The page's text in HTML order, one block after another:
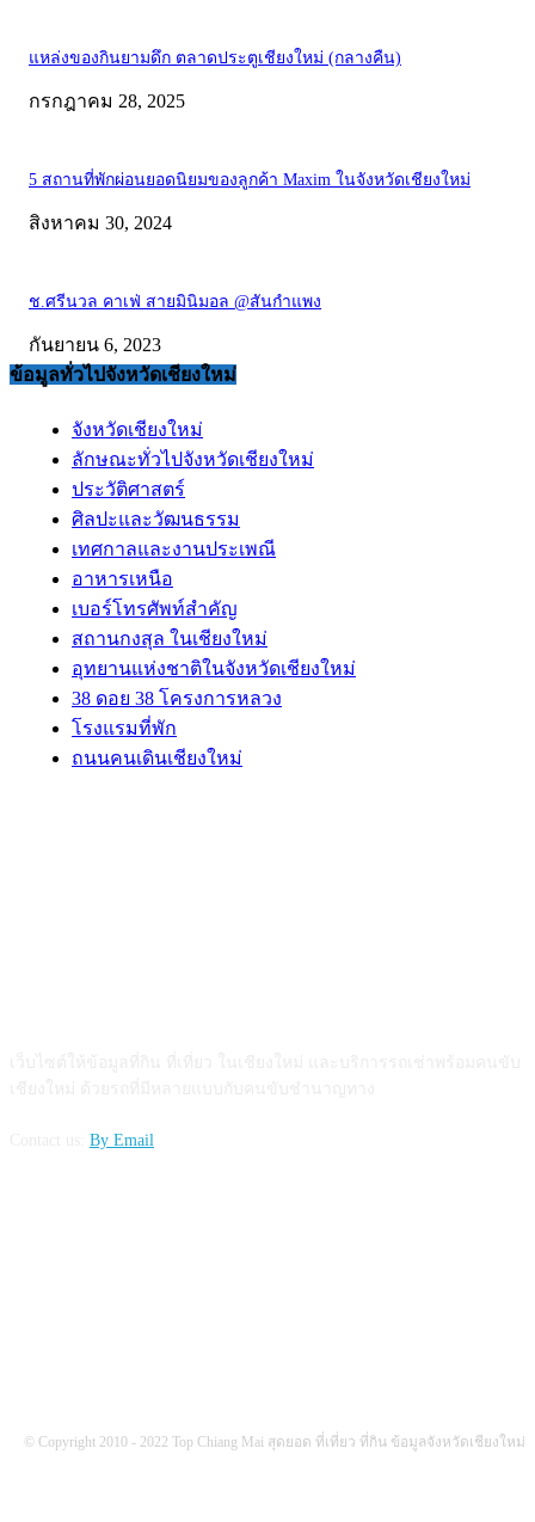
แหล่งของกินยามดึก ตลาดประตูเชียงใหม่ (กลางคืน)
กรกฎาคม 28, 2025
5 สถานที่พักผ่อนยอดนิยมของลูกค้า Maxim ในจังหวัดเชียงใหม่
สิงหาคม 30, 2024
ช.ศรีนวล คาเฟ่ สายมินิมอล @สันกำแพง
กันยายน 6, 2023
ข้อมูลทั่วไปจังหวัดเชียงใหม่
จังหวัดเชียงใหม่
ลักษณะทั่วไปจังหวัดเชียงใหม่
ประวัติศาสตร์
ศิลปะและวัฒนธรรม
เทศกาลและงานประเพณี
อาหารเหนือ
เบอร์โทรศัพท์สำคัญ
สถานกงสุล ในเชียงใหม่
อุทยานแห่งชาติในจังหวัดเชียงใหม่
38 ดอย 38 โครงการหลวง
โรงแรมที่พัก
ถนนคนเดินเชียงใหม่
By Email
© Copyright 2010 - 2022 Top Chiang Mai สุดยอด ที่เที่ยว ที่กิน ข้อมูลจังหวัดเชียงใหม่